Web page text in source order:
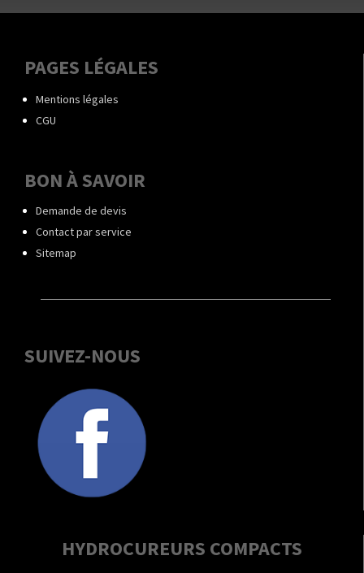
PAGES LÉGALES
Mentions légales
CGU
BON À SAVOIR
Demande de devis
Contact par service
Sitemap
SUIVEZ-NOUS
HYDROCUREURS COMPACTS